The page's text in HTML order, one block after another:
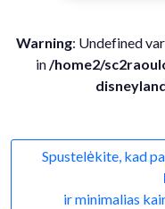
Warning: Undefined
in/home2/
Spustelėkite, kad
ir minimalias